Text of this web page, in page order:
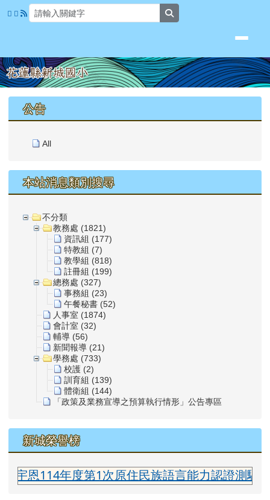
跳至主內容區
花蓮縣新城國小
上中區域內容
公告
All
本站消息類別搜尋
不分類
教務處 (1821)
資訊組 (177)
特教組 (7)
教學組 (818)
註冊組 (199)
總務處 (327)
事務組 (23)
午餐秘書 (52)
人事室 (1874)
會計室 (32)
輔導 (56)
新聞報導 (21)
學務處 (733)
校護 (2)
訓育組 (139)
體衛組 (144)
「政策及業務宣導之預算執行情形」公告專區
新城榮譽榜
恩114年度第1次原住民族語言能力認證測驗太
頁尾區域